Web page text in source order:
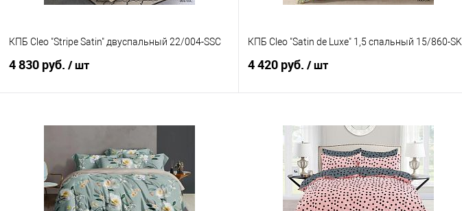
КПБ Cleo "Stripe Satin" двуспальный 22/004-SSC
4 830 руб. / шт
Купить в 1 клик
Сравнение
В избранное
В наличии
КПБ Cleo "Satin de Luxe" 1,5 спальный 15/860-SK
4 420 руб. / шт
Купить в 1 клик
Сравнение
В избранное
В наличии